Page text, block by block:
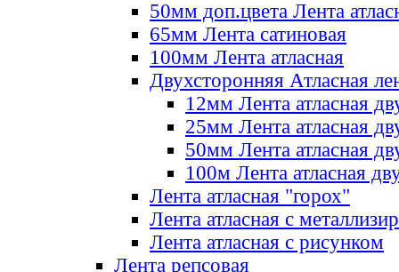
50мм доп.цвета Лента
65мм Лента сатиновая
100мм Лента атласная
Двухсторонняя Атласная
12мм Лента атласная
25мм Лента атласная
50мм Лента атласная
100м Лента атласная
Лента атласная "горох"
Лента атласная с
Лента атласная с рисунком
Лента репсовая